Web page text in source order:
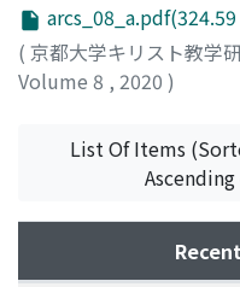
( 京都大学キリスト教学
Volume 8 , 2020 )
List Of Items